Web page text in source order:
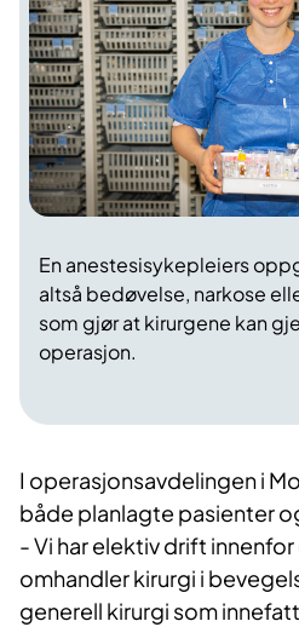
En anestesisykepleiers
altså bedøvelse, narkose
som gjør at kirurgene kan
operasjon.
I operasjonsavdelingen i
både planlagte pasienter
- Vi har elektiv drift
omhandler kirurgi i
generell kirurgi som